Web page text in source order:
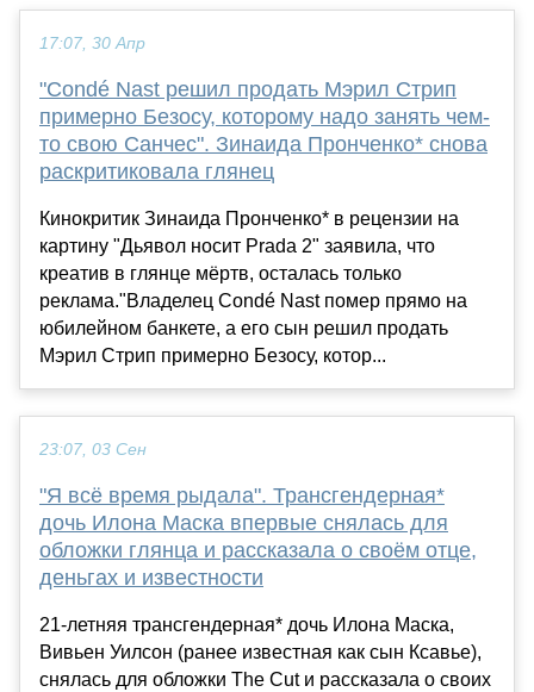
17:07, 30 Апр
"Condé Nast решил продать Мэрил Стрип
примерно Безосу, которому надо занять чем-
то свою Санчес". Зинаида Пронченко* снова
раскритиковала глянец
Кинокритик Зинаида Пронченко* в рецензии на
картину "Дьявол носит Prada 2" заявила, что
креатив в глянце мёртв, осталась только
реклама."Владелец Condé Nast помер прямо на
юбилейном банкете, а его сын решил продать
Мэрил Стрип примерно Безосу, котор...
23:07, 03 Сен
"Я всё время рыдала". Трансгендерная*
дочь Илона Маска впервые снялась для
обложки глянца и рассказала о своём отце,
деньгах и известности
21-летняя трансгендерная* дочь Илона Маска,
Вивьен Уилсон (ранее известная как сын Ксавье),
снялась для обложки The Cut и рассказала о своих